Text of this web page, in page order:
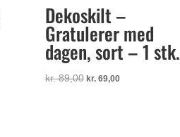
Dekoskilt –
Gratulerer med
dagen, sort – 1 stk.
kr.89,00 Den
kr.69,00Den